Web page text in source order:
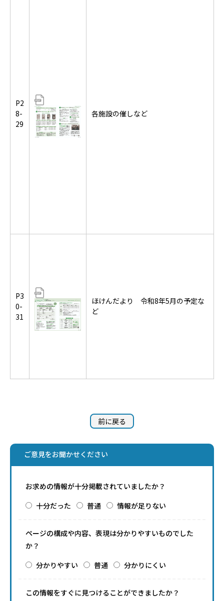
P2
8-
29
各施設の催しなど
P3
0-
31
ほけんだより 令和8年5月の予定な
ど
前に戻る
ご意見をお聞かせください
お求めの情報が十分掲載されていましたか？
十分だった
普通 情報が足りない
ページの構成や内容、表現は分かりやすいものでした
か？
分かりやすい
普通 分かりにくい
この情報をすぐに見つけることができましたか？